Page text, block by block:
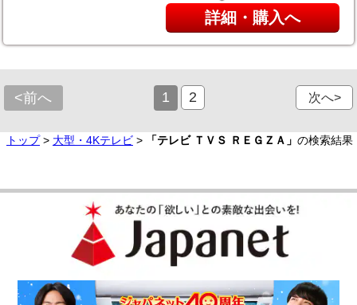
詳細・購入へ
<前へ 1 2 次へ>
トップ> 大型・4Kテレビ > 「テレビ ＴＶＳ ＲＥＧＺＡ」 の検索結果